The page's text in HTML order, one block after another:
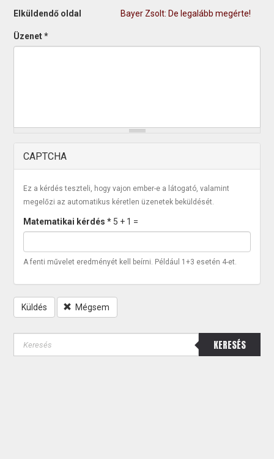
Elküldendő oldal Bayer Zsolt: De legalább megérte!
Üzenet*
CAPTCHA
Ez a kérdés teszteli, hogy vajon ember-e a látogató, valamint
megelőzi az automatikus kéretlen üzenetek beküldését.
Matematikai kérdés* 5 + 1 =
A fenti művelet eredményét kell beírni. Például 1+3 esetén 4-et.
Küldés Mégsem
KERESÉS